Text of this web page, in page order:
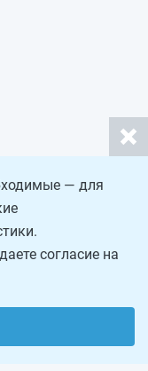
— для
согласие на